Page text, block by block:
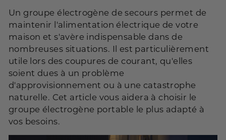
Un groupe électrogène de secours permet de
maintenir l'alimentation électrique de votre
maison et s'avère indispensable dans de
nombreuses situations. Il est particulièrement
utile lors des coupures de courant, qu'elles
soient dues à un problème
d'approvisionnement ou à une catastrophe
naturelle. Cet article vous aidera à choisir le
groupe électrogène portable le plus adapté à
vos besoins.